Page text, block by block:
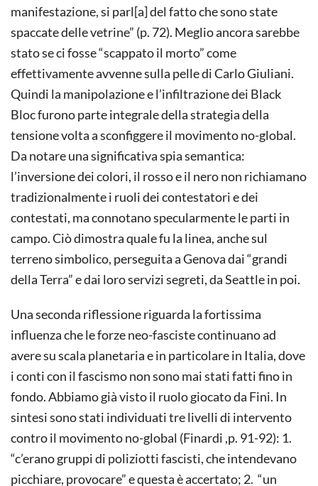
manifestazione, si parl[a] del fatto che sono state
spaccate delle vetrine” (p. 72). Meglio ancora sarebbe
stato se ci fosse “scappato il morto” come
effettivamente avvenne sulla pelle di Carlo Giuliani.
Quindi la manipolazione e l’infiltrazione dei Black
Bloc furono parte integrale della strategia della
tensione volta a sconfiggere il movimento no-global.
Da notare una significativa spia semantica:
l’inversione dei colori, il rosso e il nero non richiamano
tradizionalmente i ruoli dei contestatori e dei
contestati, ma connotano specularmente le parti in
campo. Ciò dimostra quale fu la linea, anche sul
terreno simbolico, perseguita a Genova dai “grandi
della Terra” e dai loro servizi segreti, da Seattle in poi.
Una seconda riflessione riguarda la fortissima
influenza che le forze neo-fasciste continuano ad
avere su scala planetaria e in particolare in Italia, dove
i conti con il fascismo non sono mai stati fatti fino in
fondo. Abbiamo già visto il ruolo giocato da Fini. In
sintesi sono stati individuati tre livelli di intervento
contro il movimento no-global (Finardi ,p. 91-92): 1.
“c’erano gruppi di poliziotti fascisti, che intendevano
picchiare, provocare” e questa è accertato; 2. “un